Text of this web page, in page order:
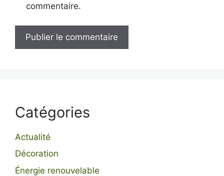
commentaire.
Catégories
Actualité
Décoration
Énergie renouvelable